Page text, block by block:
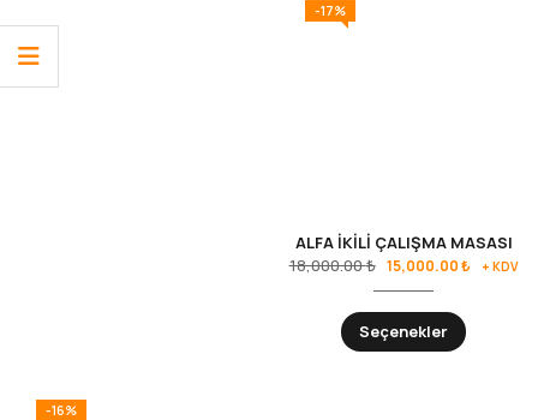
-17%
ALFA İKİLİ ÇALIŞMA MASASI
18,000.00₺ 15,000.00₺ + KDV
Seçenekler
-16%